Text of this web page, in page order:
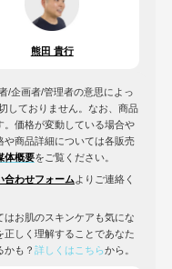
熊田 貴行
/企画者/管理者の意思によっ
しておりません。なお、商品
価格が変動している場合や
商品詳細については各販売
体概要をご覧ください。
合わせフォーム よりご連絡く
お肌のスキンケアも気にな
正しく理解することであなた
かも？ 詳しくはこちらから。